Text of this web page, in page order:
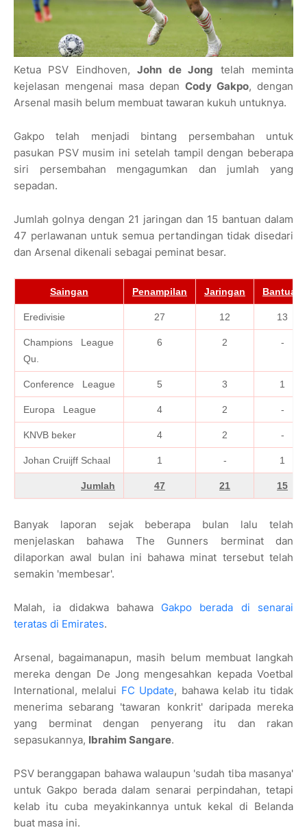
Ketua PSV Eindhoven,John de Jong telah meminta
kejelasan mengenai masa depan Cody Gakpo, dengan
Arsenal masih belum membuat tawaran kukuh untuknya.
Gakpo telah menjadi bintang persembahan untuk
pasukan PSV musim ini setelah tampil dengan beberapa
siri persembahan mengagumkan dan jumlah yang
sepadan.
Jumlah golnya dengan 21 jaringan dan 15 bantuan dalam
47 perlawanan untuk semua pertandingan tidak disedari
dan Arsenal dikenali sebagai peminat besar.
Saingan Penampilan Jaringan Bantuan
Eredivisie 27 12 13
Champions League
Qu.
6 2 -
Conference League 5 3 1
Europa League 4 2 -
KNVB beker 4 2 -
Johan Cruijff Schaal 1 - 1
Jumlah 47 21 15
Banyak laporan sejak beberapa bulan lalu telah
menjelaskan bahawa The Gunners berminat dan
dilaporkan awal bulan ini bahawa minat tersebut telah
semakin 'membesar'.
Malah, ia didakwa bahawa Gakpo berada di senarai
teratas di Emirates.
Arsenal, bagaimanapun, masih belum membuat langkah
mereka dengan De Jong mengesahkan kepada Voetbal
International, melalui FC Update, bahawa kelab itu tidak
menerima sebarang 'tawaran konkrit' daripada mereka
yang berminat dengan penyerang itu dan rakan
sepasukannya, Ibrahim Sangare.
PSV beranggapan bahawa walaupun 'sudah tiba masanya'
untuk Gakpo berada dalam senarai perpindahan, tetapi
kelab itu cuba meyakinkannya untuk kekal di Belanda
buat masa ini.